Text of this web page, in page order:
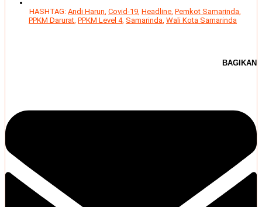
HASHTAG: Andi Harun, Covid-19, Headline, Pemkot Samarinda,
PPKM Darurat, PPKM Level 4, Samarinda, Wali Kota Samarinda
BAGIKAN